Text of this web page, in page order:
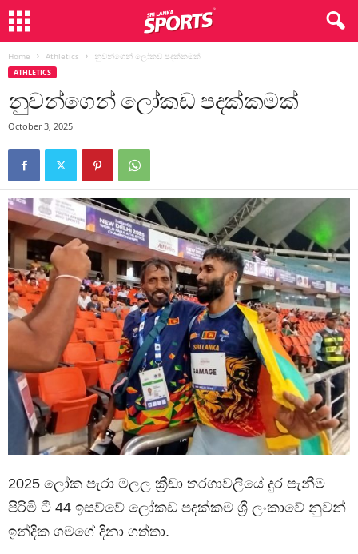
Home Athletics නුවන්ගෙන් ලෝකඩ පදක්කමක්
ATHLETICS
නුවන්ගෙන් ලෝකඩ පදක්කමක්
October 3, 2025
2025 ලෝක පැරා මලල ක්‍රීඩා තරගාවලියේ දුර පැනීම
පිරිමි ටී 44 ඉසව්වේ ලෝකඩ පදක්කම ශ්‍රී ලංකාවේ නුවන්
ඉන්දික ගමගේ දිනා ගත්තා.